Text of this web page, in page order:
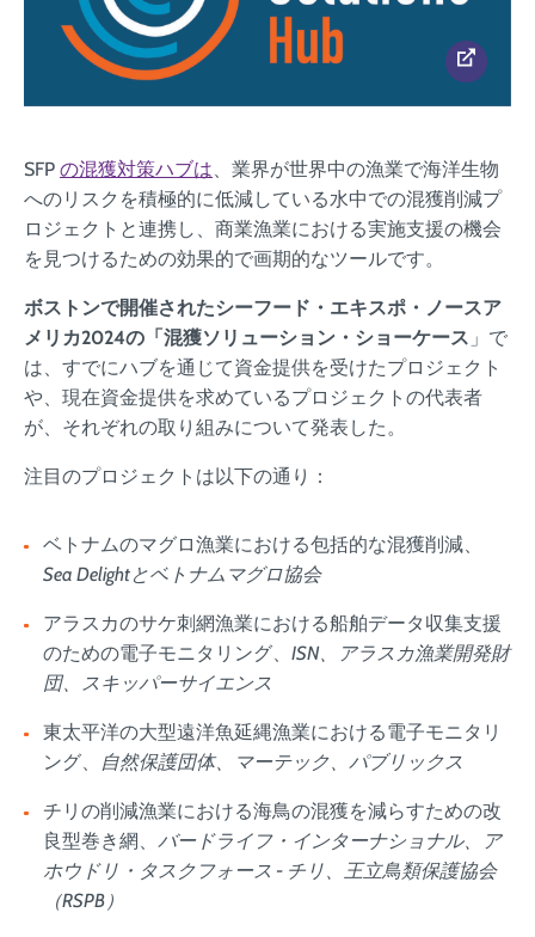
SFP の混獲対策ハブは、業界が世界中の漁業で海洋生物
へのリスクを積極的に低減している水中での混獲削減プ
ロジェクトと連携し、商業漁業における実施支援の機会
を見つけるための効果的で画期的なツールです。
ボストンで開催されたシーフード・エキスポ・ノースア
メリカ2024の「混獲ソリューション・ショーケース 」で
は、すでにハブを通じて資金提供を受けたプロジェクト
や、現在資金提供を求めているプロジェクトの代表者
が、それぞれの取り組みについて発表した。
注目のプロジェクトは以下の通り：
ベトナムのマグロ漁業における包括的な混獲削減、
Sea Delightとベトナムマグロ協会
アラスカのサケ刺網漁業における船舶データ収集支援
のための電子モニタリング、 ISN、アラスカ漁業開発財
団、スキッパーサイエンス
東太平洋の大型遠洋魚延縄漁業における電子モニタリ
ング、
自然保護団体、マーテック、パブリックス
チリの削減漁業における海鳥の混獲を減らすための改
良型巻き網、 バードライフ・インターナショナル、ア
ホウドリ・タスクフォース - チリ、王立鳥類保護協会
（RSPB）